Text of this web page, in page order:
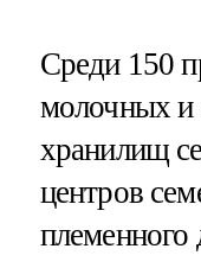
Среди 150
молочных
хранилищ
центров
племенного